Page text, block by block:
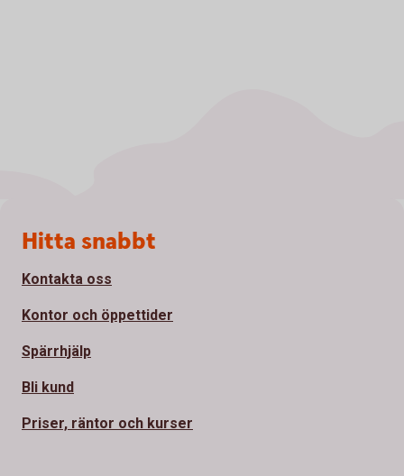
Sidfot
Hitta snabbt
Kontakta oss
Kontor och öppettider
Spärrhjälp
Bli kund
Priser, räntor och kurser